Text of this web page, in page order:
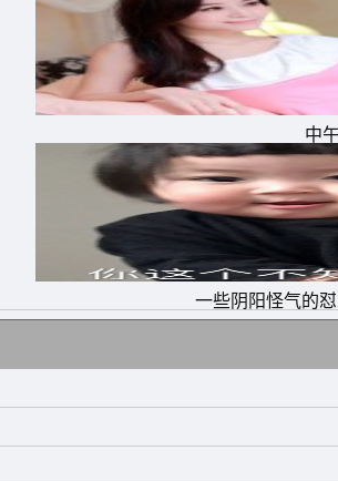
我的爱情请求，请允许我活下
不合适?不要害怕，爱一个人
中
一些阴阳怪气的